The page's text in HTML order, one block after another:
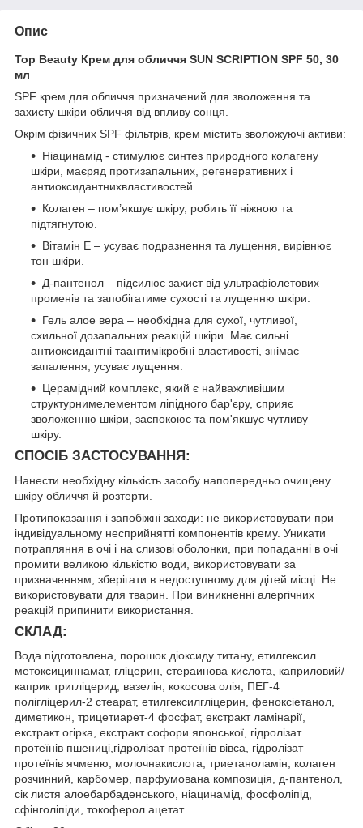
Опис
Top Beauty Крем для обличчя SUN SCRIPTION SPF 50, 30
мл
SPF крем для обличчя призначений для зволоження та
захисту шкіри обличчя від впливу сонця.
Окрім фізичних SPF фільтрів, крем містить зволожуючі активи:
Ніацинамід - стимулює синтез природного колагену
шкіри, маєряд протизапальних, регенеративних і
антиоксидантнихвластивостей.
Колаген – пом’якшує шкіру, робить її ніжною та
підтягнутою.
Вітамін Е – усуває подразнення та лущення, вирівнює
тон шкіри.
Д-пантенол – підсилює захист від ультрафіолетових
променів та запобігатиме сухості та лущенню шкіри.
Гель алое вера – необхідна для сухої, чутливої,
схильної дозапальних реакцій шкіри. Має сильні
антиоксидантні таантимікробні властивості, знімає
запалення, усуває лущення.
Церамідний комплекс, який є найважливішим
структурнимелементом ліпідного бар'єру, сприяє
зволоженню шкіри, заспокоює та пом'якшує чутливу
шкіру.
СПОСІБ ЗАСТОСУВАННЯ:
Нанести необхідну кількість засобу напопередньо очищену
шкіру обличчя й розтерти.
Протипоказання і запобіжні заходи: не використовувати при
індивідуальному несприйнятті компонентів крему. Уникати
потрапляння в очі і на слизові оболонки, при попаданні в очі
промити великою кількістю води, використовувати за
призначенням, зберігати в недоступному для дітей місці. Не
використовувати для тварин. При виникненні алергічних
реакцій припинити використання.
СКЛАД:
Вода підготовлена, порошок діоксиду титану, етилгексил
метоксициннамат, гліцерин, стераинова кислота, каприловий/
каприк тригліцерид, вазелін, кокосова олія, ПЕГ-4
полігліцерил-2 стеарат, етилгексилгліцерин, феноксіетанол,
диметикон, трицетиарет-4 фосфат, екстракт ламінарії,
екстракт огірка, екстракт софори японської, гідролізат
протеїнів пшениці,гідролізат протеїнів вівса, гідролізат
протеїнів ячменю, молочнакислота, триетаноламін, колаген
розчинний, карбомер, парфумована композиція, д-пантенол,
сік листя алоебарбаденського, ніацинамід, фосфоліпід,
сфінголіпіди, токоферол ацетат.